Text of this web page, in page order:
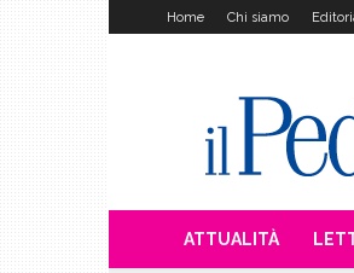
Home Chi siamo
Pediatra
ATTUALITÀ